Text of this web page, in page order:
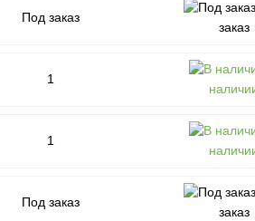
Под заказ
заказ
1
1
Под заказ
заказ